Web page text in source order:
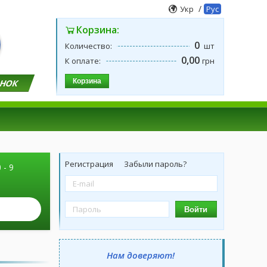
Укр / Рус
Корзина:
Количество: 0 шт
К оплате:
0,00 грн
Корзина
- 9
Регистрация Забыли пароль?
Войти
Нам доверяют!